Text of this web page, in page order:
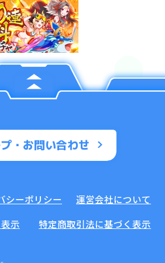
・お問い合わせ
シーポリシー
運営会社について
示
特定商取引法に基づく表示